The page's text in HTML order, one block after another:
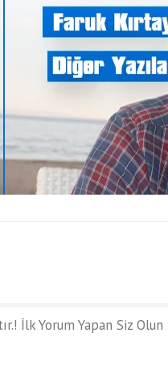
İlk Yorum Yapan Siz Olun